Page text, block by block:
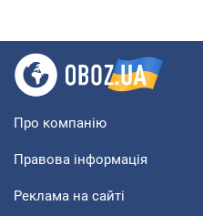
Про компанію
Правова інформація
Реклама на сайті